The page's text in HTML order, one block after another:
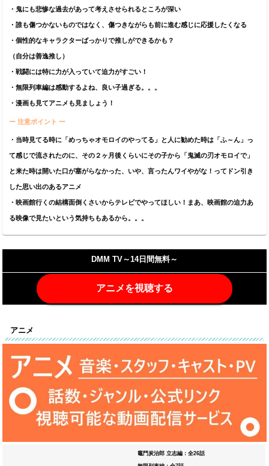
・鬼にも悲惨な過去があって考えさせられるところが深い
・誰も傷つかないものではなく、傷つきながらも前に進む感じに応援したくなる
・個性的なキャラクターばっかりで推しができるかも？
（自分は善逸推し）
・戦闘には特に力が入っていて迫力がすごい！
・無限列車編は感動するよね、良い子過ぎる。。。
・漫画も見てアニメも見ましょう！
ー 注意ポイント ー
・当時見てる時に「めっちゃオモロイのやってる」と人に勧めた時は「ふ～ん」っ
て感じで流されたのに、その２ヶ月後くらいにその子から「鬼滅の刃オモロイで」
と来た時は開いた口が塞がらなかった、いや、言ったんワイやがな！ってドン引き
した思い出のあるアニメ
・映画館行くの結構面倒くさいからテレビでやってほしい！まあ、映画館の迫力あ
る映像で見たいという気持ちもあるから。。。
DMM TV～14日間無料～
アニメを視聴する
アニメ
竈門炭治郎 立志編：全26話